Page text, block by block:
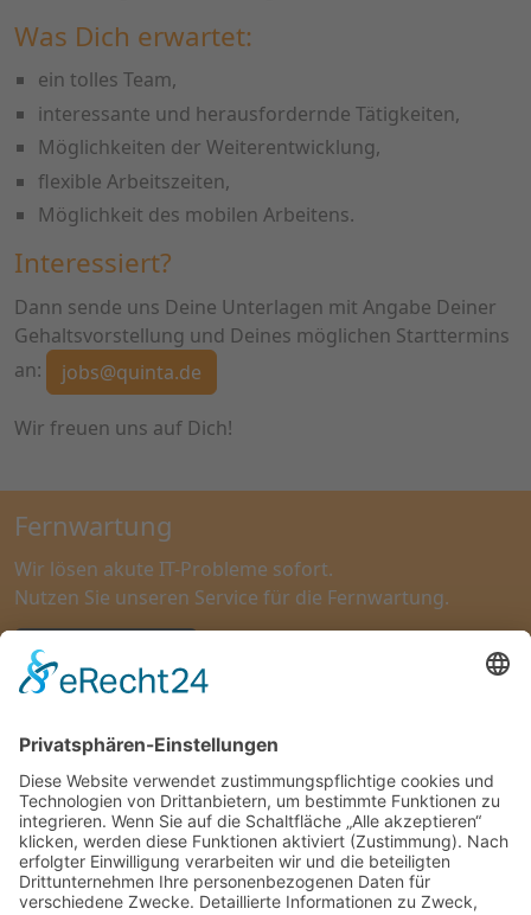
Was Dich erwartet:
ein tolles Team,
interessante und herausfordernde Tätigkeiten,
Möglichkeiten der Weiterentwicklung,
flexible Arbeitszeiten,
Möglichkeit des mobilen Arbeitens.
Interessiert?
Dann sende uns Deine Unterlagen mit Angabe Deiner
Gehaltsvorstellung und Deines möglichen Starttermins
an:
jobs@quinta.de
Wir freuen uns auf Dich!
Fernwartung
Wir lösen akute IT-Probleme sofort.
Nutzen Sie unseren Service für die Fernwartung.
Zur Fernwartung
Hans-Adolf-Krebs-Weg 6
37077 Göttingen
Tel:+49 (551) 820 836 – 0